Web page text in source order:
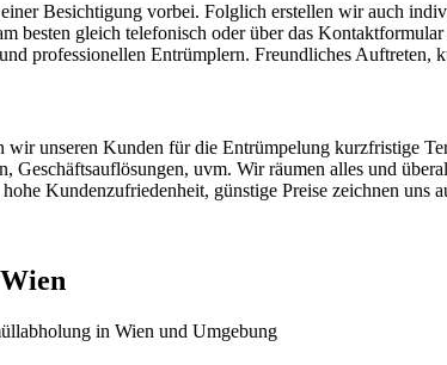
Besichtigung vorbei. Folglich erstellen wir auch
besten gleich telefonisch oder über das
professionellen Entrümplern. Freundliches
unseren Kunden für die Entrümpelung kurzfristige
Geschäftsauflösungen, uvm. Wir räumen alles und
Kundenzufriedenheit, günstige Preise zeichnen
in Wien und Umgebung